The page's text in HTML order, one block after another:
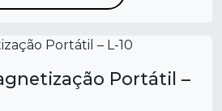
Portátil –